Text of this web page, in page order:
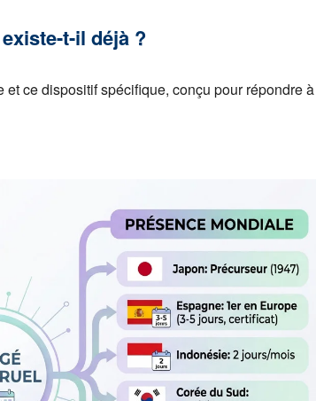
t-il déjà ?
et ce dispositif spécifique, conçu pour répondre